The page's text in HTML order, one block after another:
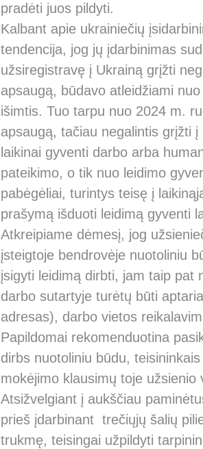
pradėti juos pildyti.
Kalbant apie ukrainiečių
tendencija, jog jų įdarbinimas
užsiregistravę į Ukrainą grįžti
apsaugą, būdavo atleidžiami
išimtis. Tuo tarpu nuo 2024 m.
apsaugą, tačiau negalintis grįžti
laikinai gyventi darbo arba
pateikimo, o tik nuo leidimo
pabėgėliai, turintys teisę į
prašymą išduoti leidimą gyventi
Atkreipiame dėmesį, jog
įsteigtoje bendrovėje nuotoliniu
įsigyti leidimą dirbti, jam taip pat
darbo sutartyje turėtų būti
adresas), darbo vietos
Papildomai rekomenduotina
dirbs nuotoliniu būdu,
mokėjimo klausimų toje užsienio
Atsižvelgiant į aukščiau
prieš įdarbinant trečiųjų šalių
trukmę, teisingai užpildyti